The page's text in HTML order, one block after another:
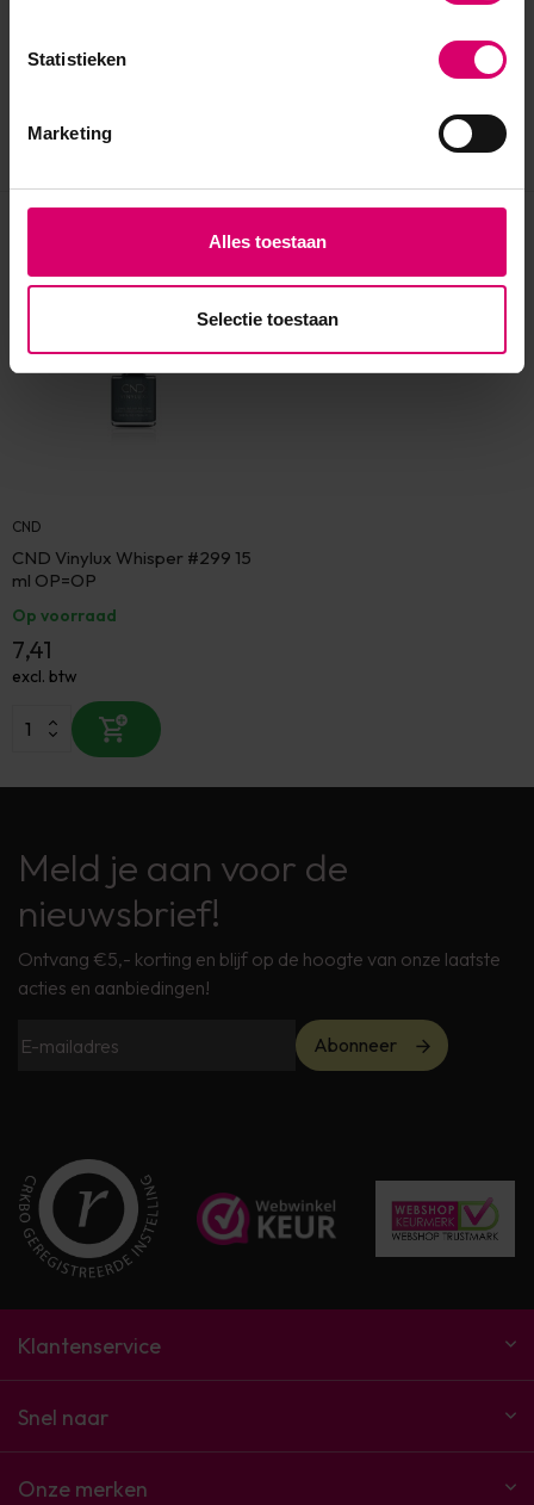
Statistieken
Marketing
Alles toestaan
Selectie toestaan
CND
CND Vinylux Whisper #299 15
ml OP=OP
Op voorraad
7,41
excl. btw
Meld je aan voor de
nieuwsbrief!
Ontvang €5,- korting en blijf op de hoogte van onze laatste
acties en aanbiedingen!
Abonneer
Klantenservice
Snel naar
Onze merken